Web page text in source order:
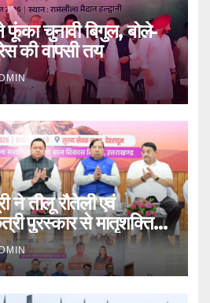
फूंका चुनावी बिगुल, बोले-
की वापसी तय
ने तीलू रौतेली एवं
पुरस्कार से मातृशक्ति